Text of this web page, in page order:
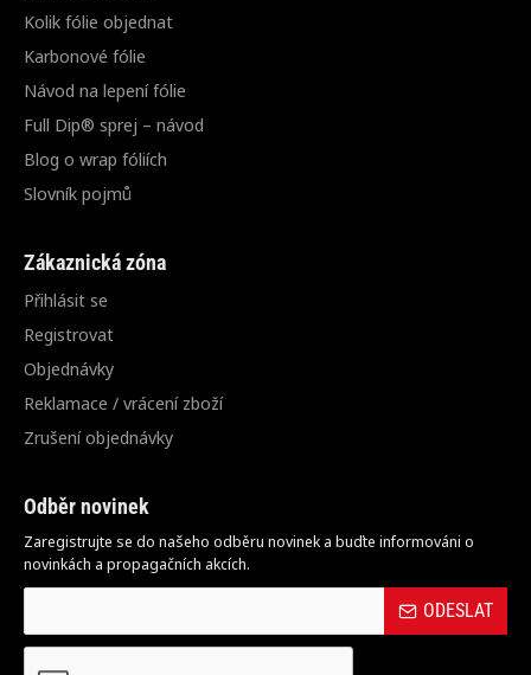
Kolik fólie objednat
Karbonové fólie
Návod na lepení fólie
Full Dip® sprej – návod
Blog o wrap fóliích
Slovník pojmů
Zákaznická zóna
Přihlásit se
Registrovat
Objednávky
Reklamace / vrácení zboží
Zrušení objednávky
Odběr novinek
Zaregistrujte se do našeho odběru novinek a buďte informováni o
novinkách a propagačních akcích.
ODESLAT